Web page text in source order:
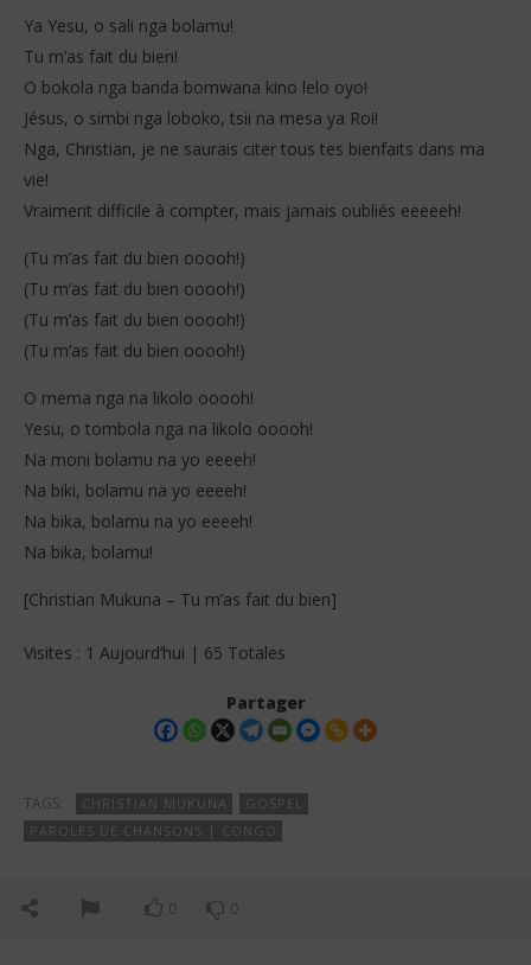
Ya Yesu, o sali nga bolamu!
Tu m’as fait du bien!
O bokola nga banda bomwana kino lelo oyo!
Jésus, o simbi nga loboko, tsii na mesa ya Roi!
Nga, Christian, je ne saurais citer tous tes bienfaits dans ma
vie!
Vraiment difficile à compter, mais jamais oubliés eeeeeh!
(Tu m’as fait du bien ooooh!)
(Tu m’as fait du bien ooooh!)
(Tu m’as fait du bien ooooh!)
(Tu m’as fait du bien ooooh!)
O mema nga na likolo ooooh!
Yesu, o tombola nga na likolo ooooh!
Na moni bolamu na yo eeeeh!
Na biki, bolamu na yo eeeeh!
Na bika, bolamu na yo eeeeh!
Na bika, bolamu!
[Christian Mukuna – Tu m’as fait du bien]
Visites : 1 Aujourd’hui | 65 Totales
Partager
TAGS: CHRISTIAN MUKUNA
GOSPEL
PAROLES DE CHANSONS | CONGO
0 0